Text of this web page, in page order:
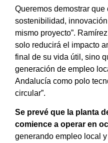
Queremos demostrar
sostenibilidad,
mismo proyecto”.
solo reducirá el impacto
final de su vida útil, sino
generación de empleo
Andalucía como polo
circular”.
Se prevé que la planta
comience a operar en
generando empleo local